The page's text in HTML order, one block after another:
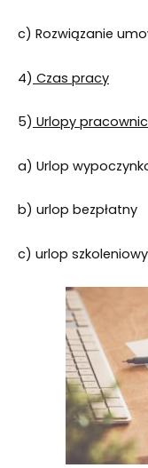
c) Rozwiązanie
4) Czas pracy
5) Urlopy
a) Urlop
b) urlop bezpłatny
c) urlop szkoleniowy